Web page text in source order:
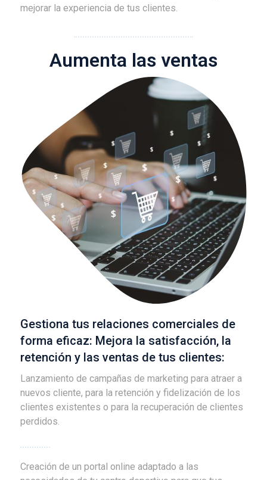
mejorar la experiencia de tus clientes.
Aumenta las ventas
Gestiona tus relaciones comerciales de
forma eficaz: Mejora la satisfacción, la
retención y las ventas de tus clientes:
Lanzamiento de campañas de marketing para atraer a
nuevos cliente, para la retención y fidelización de los
clientes existentes o para la recuperación de clientes
perdidos.
Creación de un portal online adaptado a las